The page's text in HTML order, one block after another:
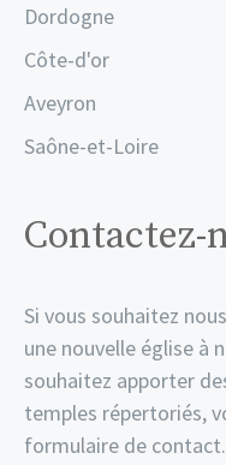
Dordogne
Côte-d'or
Aveyron
Saône-et-Loire
Contactez-
Si vous souhaitez
une nouvelle église à
souhaitez apporter
temples répertoriés,
formulaire de contact.